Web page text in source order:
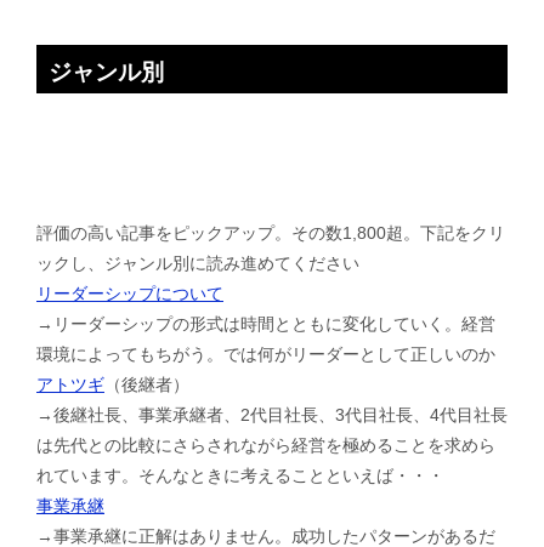
ジャンル別
評価の高い記事をピックアップ。その数1,800超。下記をクリ
ックし、ジャンル別に読み進めてください
リーダーシップについて
→リーダーシップの形式は時間とともに変化していく。経営
環境によってもちがう。では何がリーダーとして正しいのか
アトツギ （後継者）
→後継社長、事業承継者、2代目社長、3代目社長、4代目社長
は先代との比較にさらされながら経営を極めることを求めら
れています。そんなときに考えることといえば・・・
事業承継
→事業承継に正解はありません。成功したパターンがあるだ